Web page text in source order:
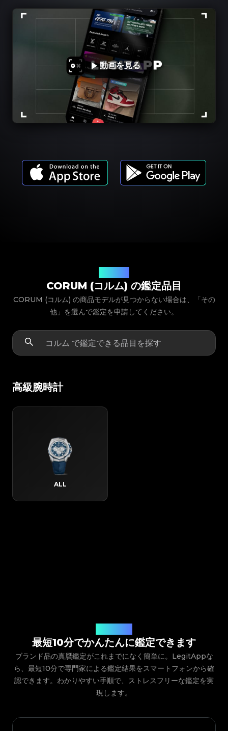
動画を見る
CORUM (コルム) の鑑定品目
CORUM (コルム) の商品モデルが見つからない場合は、「その
他」を選んで鑑定を申請してください。
高級腕時計
ALL
最短10分でかんたんに鑑定できます
ブランド品の真贋鑑定がこれまでになく簡単に。LegitAppな
ら、最短10分で専門家による鑑定結果をスマートフォンから確
認できます。わかりやすい手順で、ストレスフリーな鑑定を実
現します。